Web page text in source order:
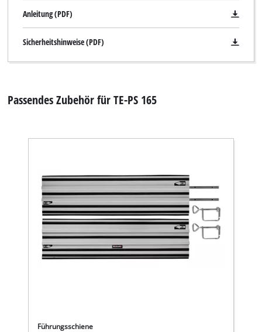
Anleitung (PDF)
Sicherheitshinweise (PDF)
Passendes Zubehör für TE-PS 165
Führungsschiene